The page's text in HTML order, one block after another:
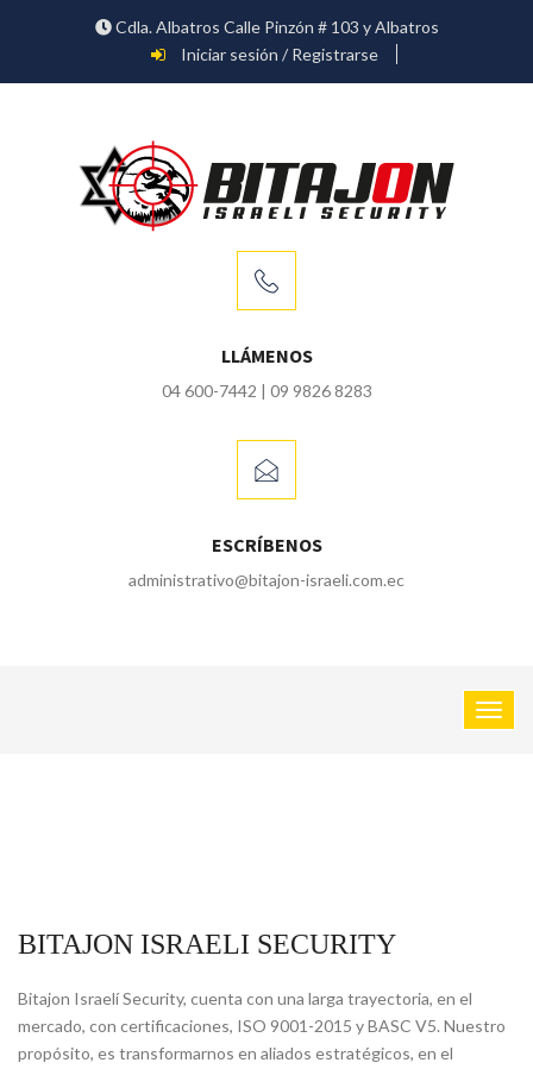
Cdla. Albatros Calle Pinzón # 103 y Albatros
Iniciar sesión / Registrarse
LLÁMENOS
04 600-7442 | 09 9826 8283
ESCRÍBENOS
administrativo@bitajon-israeli.com.ec
BITAJON ISRAELI SECURITY
Bitajon Israelí Security, cuenta con una larga trayectoria, en el
mercado, con certificaciones, ISO 9001-2015 y BASC V5. Nuestro
propósito, es transformarnos en aliados estratégicos, en el